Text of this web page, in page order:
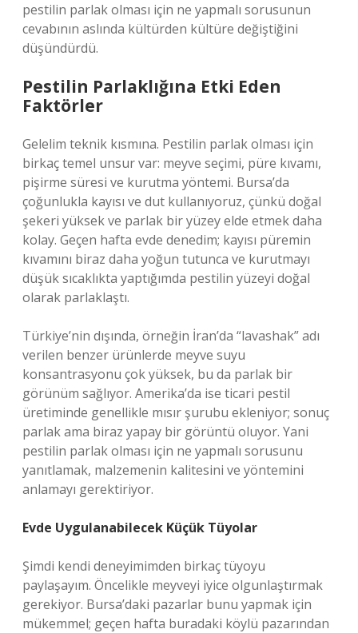
pestilin parlak olması için ne yapmalı sorusunun
cevabının aslında kültürden kültüre değiştiğini
düşündürdü.
Pestilin Parlaklığına Etki Eden
Faktörler
Gelelim teknik kısmına. Pestilin parlak olması için
birkaç temel unsur var: meyve seçimi, püre kıvamı,
pişirme süresi ve kurutma yöntemi. Bursa’da
çoğunlukla kayısı ve dut kullanıyoruz, çünkü doğal
şekeri yüksek ve parlak bir yüzey elde etmek daha
kolay. Geçen hafta evde denedim; kayısı püremin
kıvamını biraz daha yoğun tutunca ve kurutmayı
düşük sıcaklıkta yaptığımda pestilin yüzeyi doğal
olarak parlaklaştı.
Türkiye’nin dışında, örneğin İran’da “lavashak” adı
verilen benzer ürünlerde meyve suyu
konsantrasyonu çok yüksek, bu da parlak bir
görünüm sağlıyor. Amerika’da ise ticari pestil
üretiminde genellikle mısır şurubu ekleniyor; sonuç
parlak ama biraz yapay bir görüntü oluyor. Yani
pestilin parlak olması için ne yapmalı sorusunu
yanıtlamak, malzemenin kalitesini ve yöntemini
anlamayı gerektiriyor.
Evde Uygulanabilecek Küçük Tüyolar
Şimdi kendi deneyimimden birkaç tüyoyu
paylaşayım. Öncelikle meyveyi iyice olgunlaştırmak
gerekiyor. Bursa’daki pazarlar bunu yapmak için
mükemmel; geçen hafta buradaki köylü pazarından